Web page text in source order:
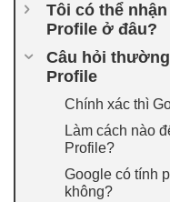
Tôi có thể
Profile ở đâu?
Câu hỏi
Profile
Chính xác thì
Làm cách nào
Profile?
Google có tính
không?